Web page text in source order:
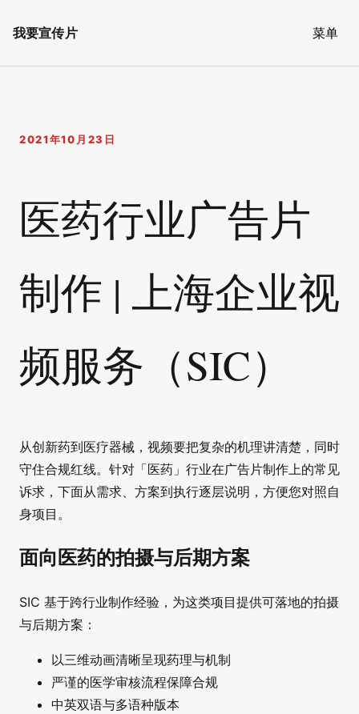
我要宣传片 菜单
2021年10月23日
医药行业广告片
制作 | 上海企业视
频服务（SIC）
从创新药到医疗器械，视频要把复杂的机理讲清楚，同时
守住合规红线。针对「医药」行业在广告片制作上的常见
诉求，下面从需求、方案到执行逐层说明，方便您对照自
身项目。
面向医药的拍摄与后期方案
SIC 基于跨行业制作经验，为这类项目提供可落地的拍摄
与后期方案：
以三维动画清晰呈现药理与机制
严谨的医学审核流程保障合规
中英双语与多语种版本